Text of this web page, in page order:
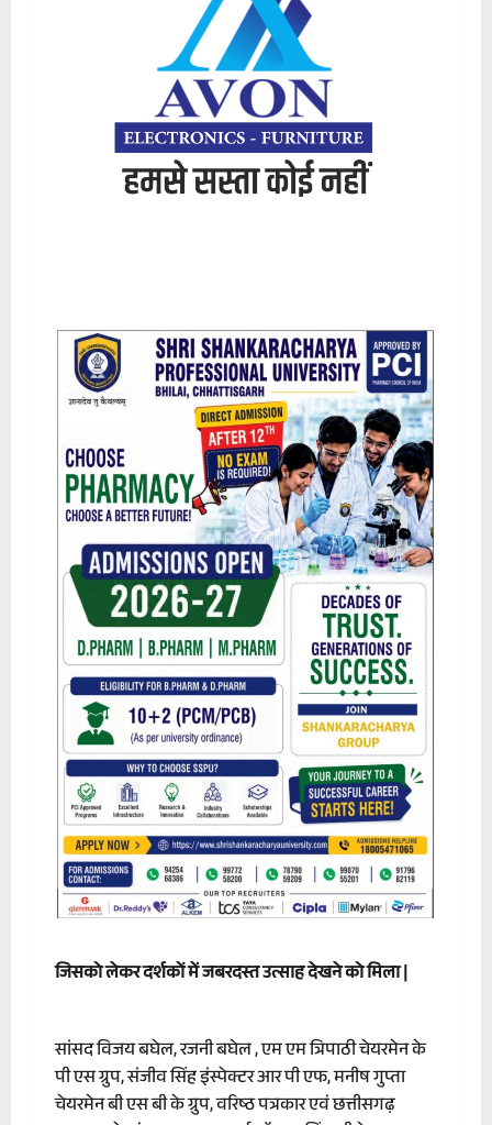
जिसको लेकर दर्शकों में जबरदस्त उत्साह देखने को मिला |
सांसद विजय बघेल, रजनी बघेल , एम एम त्रिपाठी चेयरमेन के
पी एस ग्रुप, संजीव सिंह इंस्पेक्टर आर पी एफ, मनीष गुप्ता
चेयरमेन बी एस बी के ग्रुप, वरिष्ठ पत्रकार एवं छत्तीसगढ़